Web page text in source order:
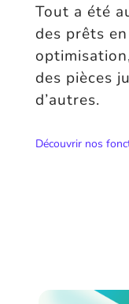
Tout a été
des prêts
des pièces
d’autres.
Découvrir nos